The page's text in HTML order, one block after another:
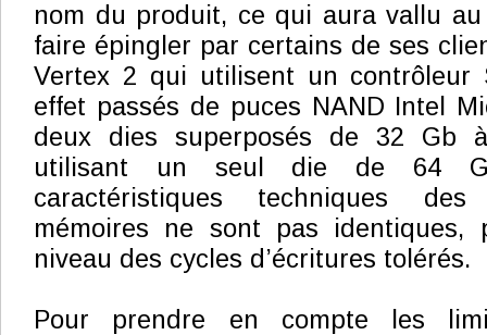
nom du produit, ce qui aura vallu
faire épingler par certains de ses
Vertex 2 qui utilisent un contrôleur
effet passés de puces NAND Intel
deux dies superposés de 32 Gb
utilisant un seul die de 64
caractéristiques techniques
mémoires ne sont pas identiques,
niveau des cycles d’écritures tolérés.
Pour prendre en compte les